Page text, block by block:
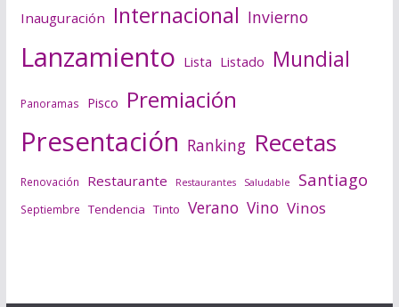
Inauguración Internacional Invierno
Lanzamiento Lista Listado Mundial
Panoramas Pisco Premiación
Presentación Ranking Recetas
Renovación Restaurante Restaurantes Saludable Santiago
Septiembre Tendencia Tinto Verano Vino Vinos